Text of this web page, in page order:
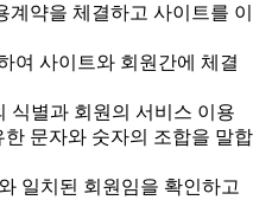
약을 체결하고 사이트를 이
여 사이트와 회원간에 체결
별과 회원의 서비스 이용
문자와 숫자의 조합을 말합
일치된 회원임을 확인하고